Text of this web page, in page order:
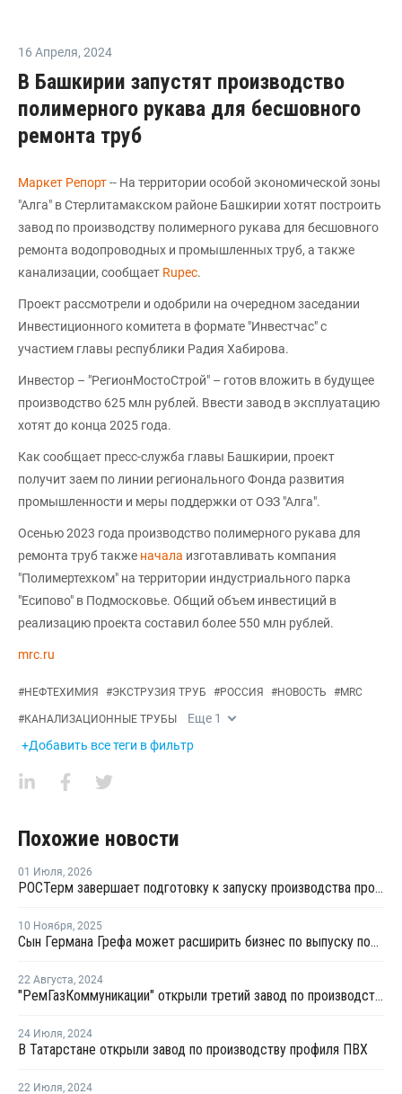
16 Апреля, 2024
В Башкирии запустят производство
полимерного рукава для бесшовного
ремонта труб
Маркет Репорт-- На территории особой экономической зоны
"Алга" в Стерлитамакском районе Башкирии хотят построить
завод по производству полимерного рукава для бесшовного
ремонта водопроводных и промышленных труб, а также
канализации, сообщает Rupec.
Проект рассмотрели и одобрили на очередном заседании
Инвестиционного комитета в формате "Инвестчас" с
участием главы республики Радия Хабирова.
Инвестор – "РегионМостоСтрой" – готов вложить в будущее
производство 625 млн рублей. Ввести завод в эксплуатацию
хотят до конца 2025 года.
Как сообщает пресс-служба главы Башкирии, проект
получит заем по линии регионального Фонда развития
промышленности и меры поддержки от ОЭЗ "Алга".
Осенью 2023 года производство полимерного рукава для
ремонта труб также начала изготавливать компания
"Полимертехком" на территории индустриального парка
"Есипово" в Подмосковье. Общий объем инвестиций в
реализацию проекта составил более 550 млн рублей.
mrc.ru
#НЕФТЕХИМИЯ #ЭКСТРУЗИЯ ТРУБ #РОССИЯ #НОВОСТЬ #MRC
#КАНАЛИЗАЦИОННЫЕ ТРУБЫ Еще 1
+Добавить все теги в фильтр
Похожие новости
01 Июля, 2026
РОСТерм завершает подготовку к запуску производства противопожарных труб "ГОРЫНЫЧ"
10 Ноября, 2025
Сын Германа Грефа может расширить бизнес по выпуску полимерных труб
22 Августа, 2024
"РемГазКоммуникации" открыли третий завод по производству полимерных труб
24 Июля, 2024
В Татарстане открыли завод по производству профиля ПВХ
22 Июля, 2024